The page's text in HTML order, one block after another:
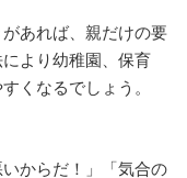
あれば、親だけの要
より幼稚園、保育
くなるでしょう。
からだ！」「気合の